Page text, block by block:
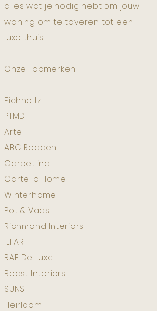
alles wat je nodig hebt om jouw
woning om te toveren tot een
luxe thuis.
Onze Topmerken
Eichholtz
PTMD
Arte
ABC Bedden
Carpetlinq
Cartello Home
Winterhome
Pot & Vaas
Richmond Interiors
ILFARI
RAF De Luxe
Beast Interiors
SUNS
Heirloom